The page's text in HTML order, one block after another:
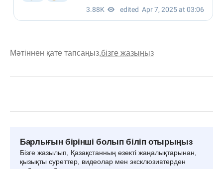
Мәтіннен қате тапсаңыз,бізге жазыңыз
Барлығын бірінші болып біліп отырыңыз
Бізге жазылып, Қазақстанның өзекті жаңалықтарынан,
қызықты суреттер, видеолар мен эксклюзивтерден